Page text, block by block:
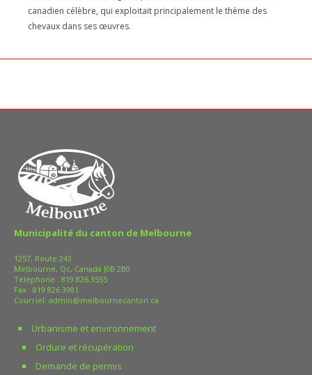
canadien célèbre, qui exploitait principalement le thème des
chevaux dans ses œuvres.
Municipalité du canton de Melbourne
1257, Route 243
Melbourne, Qc, Canada J0B 2B0
Téléphone : 819 826.3555
Fax : 819 826.3981
Courriel: admin@melbournecanton.ca
Urbanisme et environnement
Ordure et récupération
Demande de permis